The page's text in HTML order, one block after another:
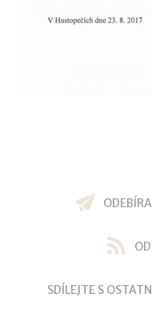
SDÍLEJTE S